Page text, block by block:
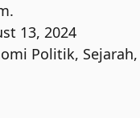
13, 2024
Politik, Sejarah,